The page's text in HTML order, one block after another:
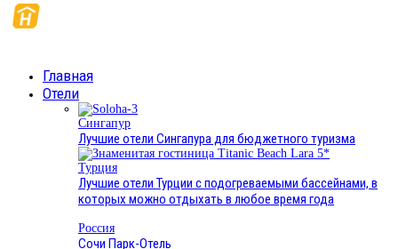
Главная
Отели
Сингапур
Лучшие отели Сингапура для бюджетного туризма
Турция
Лучшие отели Турции с подогреваемыми бассейнами, в
которых можно отдыхать в любое время года
Россия
Сочи Парк-Отель